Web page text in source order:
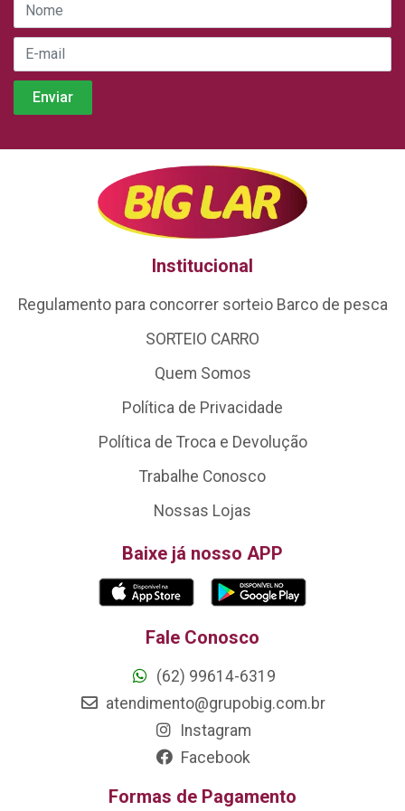
Institucional
Regulamento para concorrer sorteio Barco de pesca
SORTEIO CARRO
Quem Somos
Política de Privacidade
Política de Troca e Devolução
Trabalhe Conosco
Nossas Lojas
Baixe já nosso APP
Fale Conosco
(62) 99614-6319
atendimento@grupobig.com.br
Instagram
Facebook
Formas de Pagamento